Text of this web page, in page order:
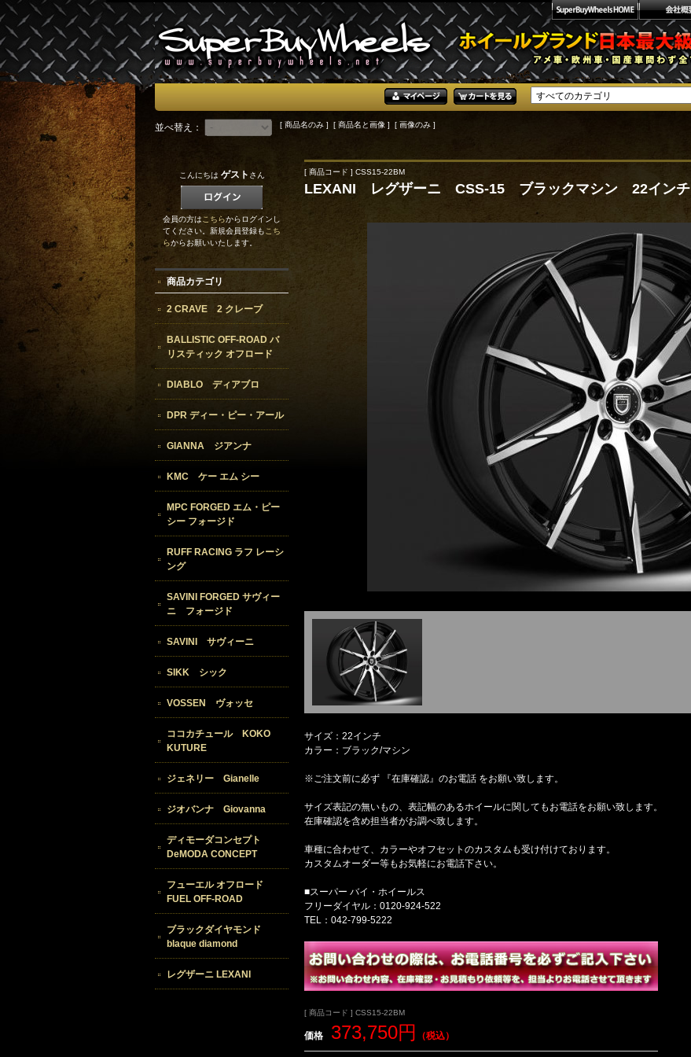
並べ替え： [ 商品名のみ ] [ 商品名と画像 ] [ 画像のみ ]
[ 商品コード ] CSS15-22BM
LEXANI レグザーニ CSS-15 ブラックマシン 22インチ
サイズ：22インチ
カラー：ブラック/マシン
※ご注文前に必ず 『在庫確認』のお電話 をお願い致します。
サイズ表記の無いもの、表記幅のあるホイールに関してもお電話をお願い致します。
在庫確認を含め担当者がお調べ致します。
車種に合わせて、カラーやオフセットのカスタムも受け付けております。
カスタムオーダー等もお気軽にお電話下さい。
■スーパー バイ・ホイールス
フリーダイヤル：0120-924-522
TEL：042-799-5222
[ 商品コード ] CSS15-22BM
価格 373,750円 （税込）
こんにちは ゲスト さん
会員の方はこちらからログインし
てください。新規会員登録もこち
らからお願いいたします。
商品カテゴリ
2 CRAVE 2 クレーブ
BALLISTIC OFF-ROAD バ
リスティック オフロード
DIABLO ディアブロ
DPR ディー・ピー・アール
GIANNA ジアンナ
KMC ケー エム シー
MPC FORGED エム・ピー
シー フォージド
RUFF RACING ラフ レーシ
ング
SAVINI FORGED サヴィー
ニ フォージド
SAVINI サヴィーニ
SIKK シック
VOSSEN ヴォッセ
ココカチュール KOKO
KUTURE
ジェネリー Gianelle
ジオバンナ Giovanna
ディモーダコンセプト
DeMODA CONCEPT
フューエル オフロード
FUEL OFF-ROAD
ブラックダイヤモンド
blaque diamond
レグザーニ LEXANI